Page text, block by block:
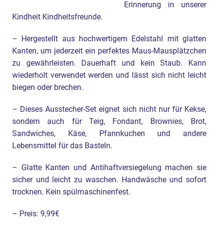
Erinnerung in unserer
Kindheit Kindheitsfreunde.
– Hergestellt aus hochwertigem Edelstahl mit glatten
Kanten, um jederzeit ein perfektes Maus-Mausplätzchen
zu gewährleisten. Dauerhaft und kein Staub. Kann
wiederholt verwendet werden und lässt sich nicht leicht
biegen oder brechen.
– Dieses Ausstecher-Set eignet sich nicht nur für Kekse,
sondern auch für Teig, Fondant, Brownies, Brot,
Sandwiches, Käse, Pfannkuchen und andere
Lebensmittel für das Basteln.
– Glatte Kanten und Antihaftversiegelung machen sie
sicher und leicht zu waschen. Handwäsche und sofort
trocknen. Kein spülmaschinenfest.
– Preis: 9,99€